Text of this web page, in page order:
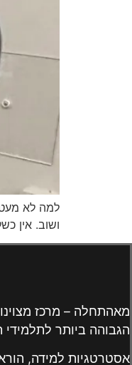
למה לא מעט
ושוב. אין כשלונות,
מאהתחלה – מרכז
הגבוהה ביותר לתלמידי
אסטרטגיות למידה,